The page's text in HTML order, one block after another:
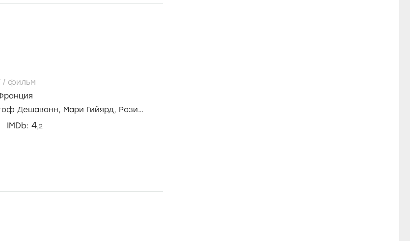
/ фильм
Дешаванн, Мари Гийярд, Рози
IMDb: 4,2